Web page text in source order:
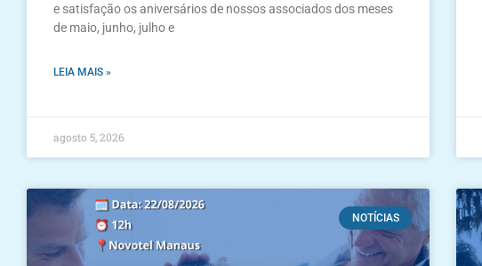
e satisfação os aniversários de nossos associados dos meses
de maio, junho, julho e
LEIA MAIS »
agosto 5, 2026
NOTÍCIAS